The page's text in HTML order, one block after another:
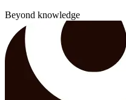
Beyond knowledge